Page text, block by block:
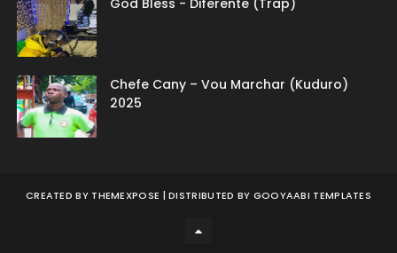
God Bless - Diferente (Trap)
Chefe Cany – Vou Marchar (Kuduro)
2025
CREATED BY THEMEXPOSE | DISTRIBUTED BY GOOYAABI TEMPLATES